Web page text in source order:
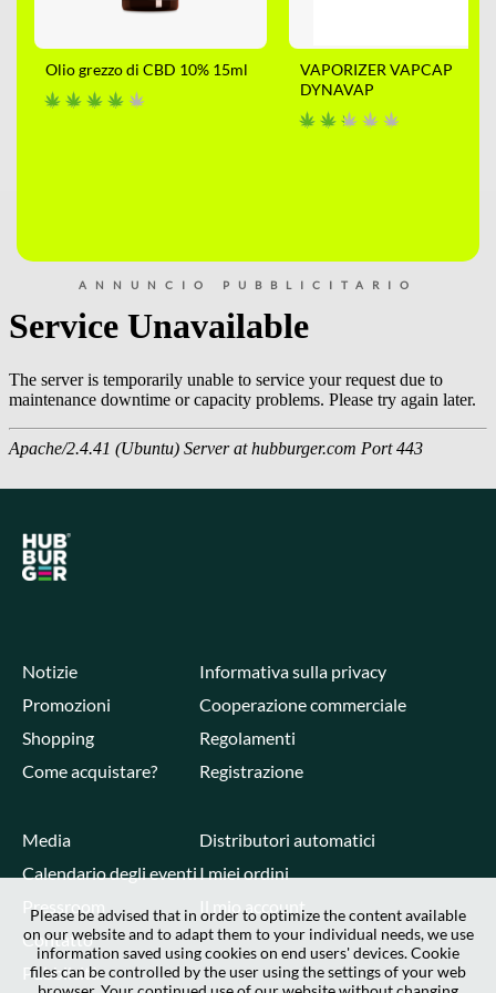
Olio grezzo di CBD 10% 15ml
VAPORIZER VAPCAP
DYNAVAP
ANNUNCIO PUBBLICITARIO
Notizie
Promozioni
Shopping
Come acquistare?
Informativa sulla privacy
Cooperazione commerciale
Regolamenti
Registrazione
Media
Calendario degli eventi
Pressroom
Contatto
Pubblicità
Distributori automatici
I miei ordini
Il mio account
Please be advised that in order to optimize the content available
on our website and to adapt them to your individual needs, we use
information saved using cookies on end users' devices. Cookie
files can be controlled by the user using the settings of your web